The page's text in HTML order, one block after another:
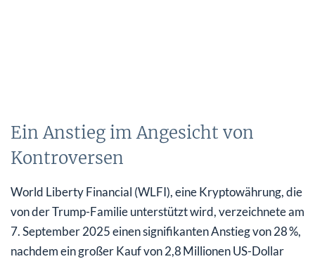
Ein Anstieg im Angesicht von
Kontroversen
World Liberty Financial (WLFI), eine Kryptowährung, die
von der Trump-Familie unterstützt wird, verzeichnete am
7. September 2025 einen signifikanten Anstieg von 28 %,
nachdem ein großer Kauf von 2,8 Millionen US-Dollar